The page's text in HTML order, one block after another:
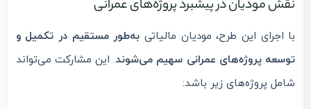
نقش مودیان در پیشبرد پروژه‌های عمرانی
با اجرای این طرح، مودیان مالیاتی به‌طور مستقیم در تکمیل و
توسعه پروژه‌های عمرانی سهیم می‌شوند. این مشارکت می‌تواند
شامل پروژه‌های زیر باشد: